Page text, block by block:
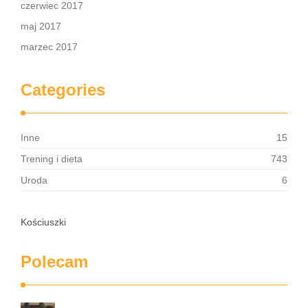
czerwiec 2017
maj 2017
marzec 2017
Categories
Inne
15
Trening i dieta
743
Uroda
6
Kościuszki
Polecam